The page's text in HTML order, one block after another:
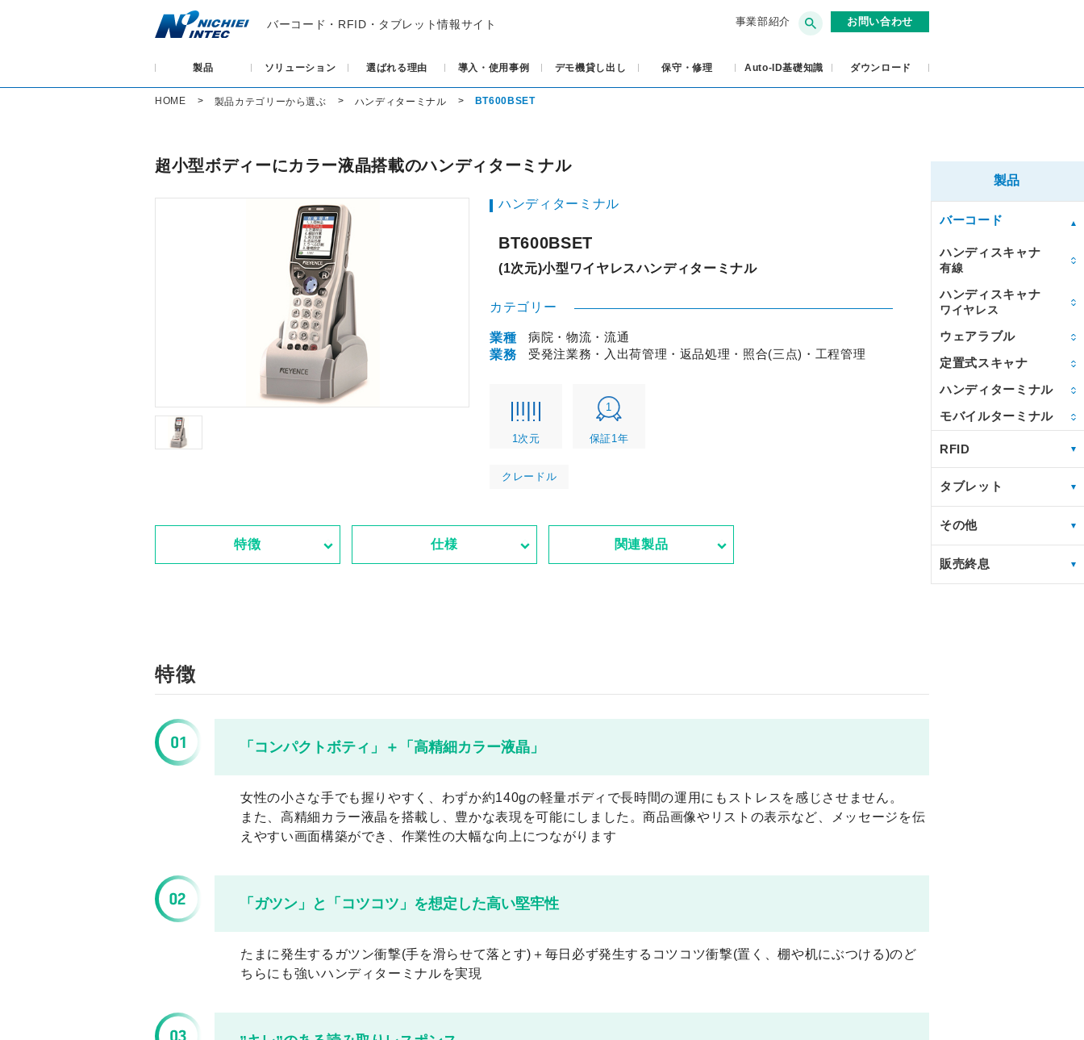
バーコード・RFID・タブレット情報サイト 事業部紹介 お問い合わせ
製品 ソリューション 選ばれる理由 導入・使用事例 デモ機貸し出し 保守・修理 Auto-ID基礎知識 ダウンロード
HOME 製品カテゴリーから選ぶ ハンディターミナル BT600BSET
製品
バーコード
ハンディスキャナ
有線
ハンディスキャナ
ワイヤレス
ウェアラブル
定置式スキャナ
ハンディターミナル
モバイルターミナル
RFID
タブレット
その他
販売終息
超小型ボディーにカラー液晶搭載のハンディターミナル
ハンディターミナル
BT600BSET
(1次元)小型ワイヤレスハンディターミナル
カテゴリー
業種
病院・物流・流通
業務
受発注業務・入出荷管理・返品処理・照合(三点)・工程管理
1次元
1
保証1年
クレードル
特徴 仕様 関連製品
特徴
「コンパクトボティ」＋「高精細カラー液晶」
女性の小さな手でも握りやすく、わずか約140gの軽量ボディで長時間の運用にもストレスを感じさせません。
また、高精細カラー液晶を搭載し、豊かな表現を可能にしました。商品画像やリストの表示など、メッセージを伝
えやすい画面構築ができ、作業性の大幅な向上につながります
「ガツン」と「コツコツ」を想定した高い堅牢性
たまに発生するガツン衝撃(手を滑らせて落とす)＋毎日必ず発生するコツコツ衝撃(置く、棚や机にぶつける)のど
ちらにも強いハンディターミナルを実現